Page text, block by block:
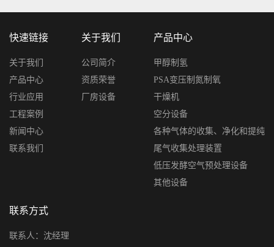
快速链接
关于我们
产品中心
行业应用
工程案例
新闻中心
联系我们
关于我们
公司简介
资质荣誉
厂房设备
产品中心
甲醇制氢
PSA变压制氮制氧
干燥机
空分设备
各种气体的收集、净化和提纯
尾气收集处理装置
低压发酵空气预处理设备
其他设备
联系方式
联系人：沈经理